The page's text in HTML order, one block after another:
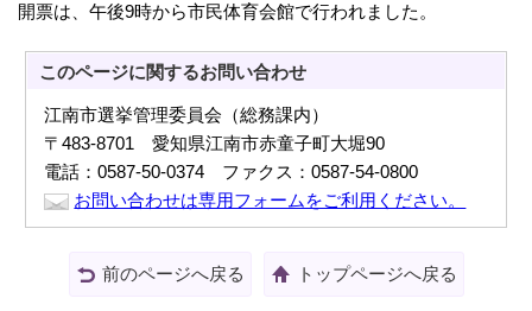
開票は、午後9時から市民体育会館で行われました。
このページに関するお問い合わせ
江南市選挙管理委員会（総務課内）
〒483-8701 愛知県江南市赤童子町大堀90
電話：0587-50-0374 ファクス：0587-54-0800
お問い合わせは専用フォームをご利用ください。
前のページへ戻る トップページへ戻る